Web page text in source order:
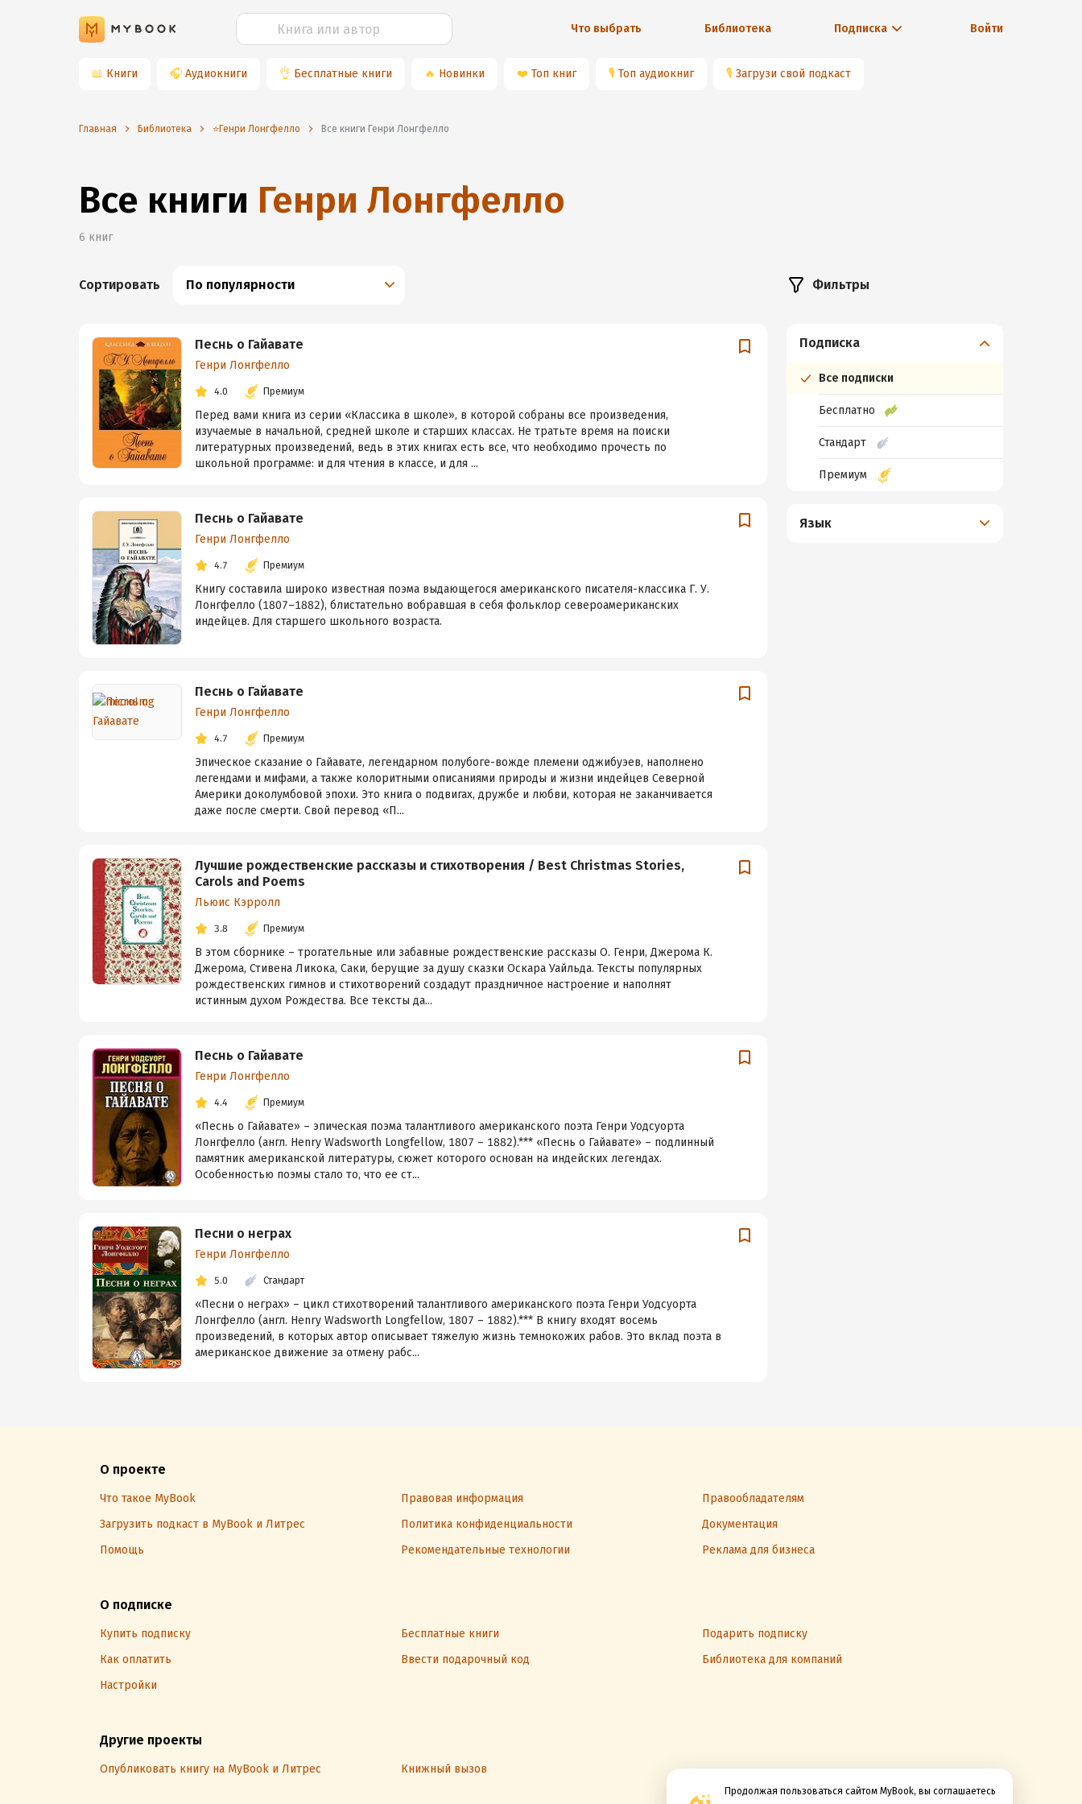
Что выбрать Библиотека Подписка Войти
📖 Книги 🎧 Аудиокниги 👌 Бесплатные книги 🔥 Новинки ❤️ Топ книг 🎙 Топ аудиокниг 🎙 Загрузи свой подкаст
Продолжая пользоваться сайтом MyBook, вы соглашаетесь
Главная Библиотека ⭐️Генри Лонгфелло Все книги Генри Лонгфелло
Все книги Генри Лонгфелло
6 книг
Сортировать По популярности
Песнь о Гайавате
Генри Лонгфелло
4.0 Премиум
Перед вами книга из серии «Классика в школе», в которой собраны все произведения,
изучаемые в начальной, средней школе и старших классах. Не тратьте время на поиски
литературных произведений, ведь в этих книгах есть все, что необходимо прочесть по
школьной программе: и для чтения в классе, и для ...
Песнь о Гайавате
Генри Лонгфелло
4.7 Премиум
Книгу составила широко известная поэма выдающегося американского писателя-классика Г. У.
Лонгфелло (1807–1882), блистательно вобравшая в себя фольклор североамериканских
индейцев. Для старшего школьного возраста.
Песнь о Гайавате
Генри Лонгфелло
4.7 Премиум
Эпическое сказание о Гайавате, легендарном полубоге-вожде племени оджибуэев, наполнено
легендами и мифами, а также колоритными описаниями природы и жизни индейцев Северной
Америки доколумбовой эпохи. Это книга о подвигах, дружбе и любви, которая не заканчивается
даже после смерти. Свой перевод «П...
Лучшие рождественские рассказы и стихотворения / Best Christmas Stories,
Carols and Poems
Льюис Кэрролл
3.8 Премиум
В этом сборнике – трогательные или забавные рождественские рассказы О. Генри, Джерома К.
Джерома, Стивена Ликока, Саки, берущие за душу сказки Оскара Уайльда. Тексты популярных
рождественских гимнов и стихотворений создадут праздничное настроение и наполнят
истинным духом Рождества. Все тексты да...
Песнь о Гайавате
Генри Лонгфелло
4.4 Премиум
«Песнь о Гайавате» – эпическая поэма талантливого американского поэта Генри Уодсуорта
Лонгфелло (англ. Henry Wadsworth Longfellow, 1807 – 1882).*** «Песнь о Гайавате» – подлинный
памятник американской литературы, сюжет которого основан на индейских легендах.
Особенностью поэмы стало то, что ее ст...
Песни о неграх
Генри Лонгфелло
5.0 Стандарт
«Песни о неграх» – цикл стихотворений талантливого американского поэта Генри Уодсуорта
Лонгфелло (англ. Henry Wadsworth Longfellow, 1807 – 1882).*** В книгу входят восемь
произведений, в которых автор описывает тяжелую жизнь темнокожих рабов. Это вклад поэта в
американское движение за отмену рабс...
Фильтры
Подписка
Все подписки
Бесплатно
Стандарт
Премиум
Язык
О проекте
Что такое MyBook Правовая информация
Правообладателям
Загрузить подкаст в MyBook и Литрес
Политика конфиденциальности
Документация
Помощь
Рекомендательные технологии Реклама для бизнеса
О подписке
Купить подписку Бесплатные книги
Подарить подписку
Как оплатить
Ввести подарочный код
Библиотека для компаний
Настройки
Другие проекты
Опубликовать книгу на MyBook и Литрес Книжный вызов